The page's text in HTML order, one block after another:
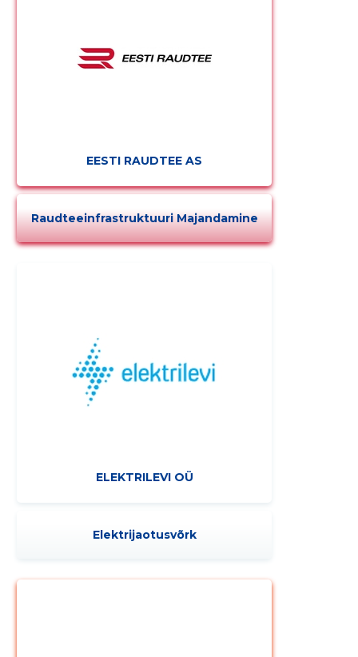
EESTI RAUDTEE AS
Raudteeinfrastruktuuri Majandamine
ELEKTRILEVI OÜ
Elektrijaotusvõrk